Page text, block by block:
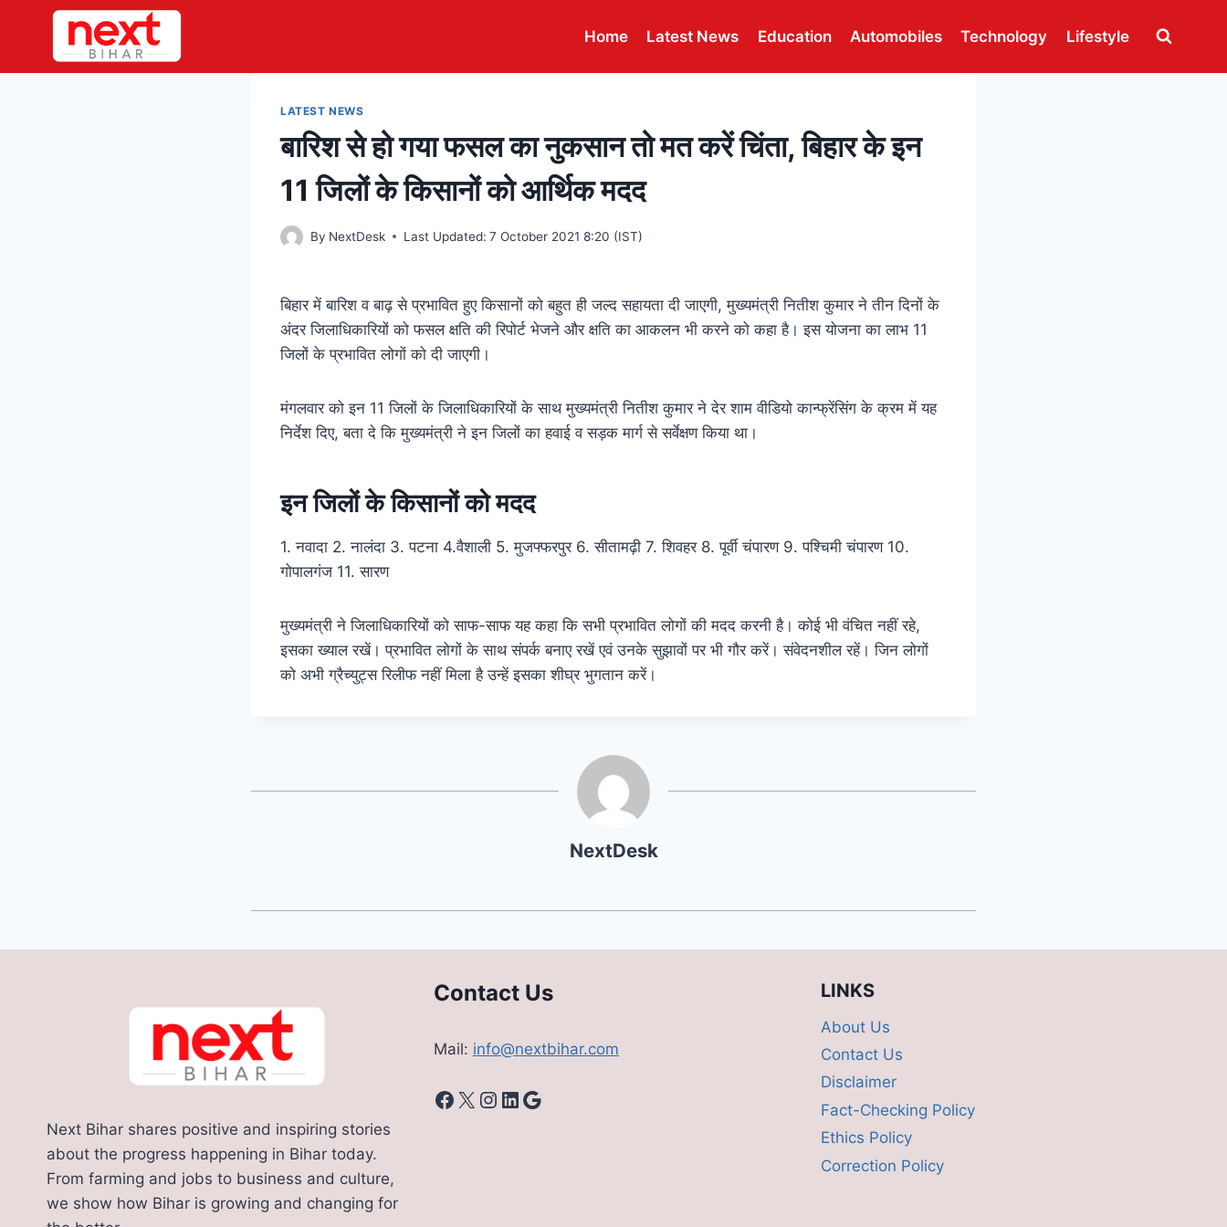
content
Home Latest News Education Automobiles Technology Lifestyle
LATEST NEWS
बारिश से हो गया फसल का नुकसान तो मत करें चिंता, बिहार के इन
11 जिलों के किसानों को आर्थिक मदद
By NextDesk Last Updated: 7 October 2021 8:20 (IST)
बिहार में बारिश व बाढ़ से प्रभावित हुए किसानों को बहुत ही जल्द सहायता दी जाएगी, मुख्यमंत्री नितीश कुमार ने तीन दिनों के
अंदर जिलाधिकारियों को फसल क्षति की रिपोर्ट भेजने और क्षति का आकलन भी करने को कहा है। इस योजना का लाभ 11
जिलों के प्रभावित लोगों को दीजाएगी ।
मंगलवार को इन 11 जिलों के जिलाधिकारियों के साथ मुख्यमंत्री नितीश कुमार ने देर शाम वीडियो कान्फ्रेंसिंग के क्रम में यह
निर्देश दिए, बता दे कि मुख्यमंत्री ने इन जिलों का हवाई व सड़क मार्ग से सर्वेक्षण किया था।
इन जिलों के किसानों को मदद
1. नवादा 2. नालंदा 3. पटना 4.वैशाली 5. मुजफ्फरपुर 6. सीतामढ़ी 7. शिवहर 8. पूर्वी चंपारण 9. पश्चिमी चंपारण 10.
गोपालगंज 11. सारण
मुख्यमंत्री ने जिलाधिकारियों को साफ-साफ यह कहा कि सभी प्रभावित लोगों की मदद करनी है। कोई भी वंचित नहीं रहे,
इसका ख्याल रखें। प्रभावित लोगों के साथ संपर्क बनाए रखें एवं उनके सुझावों पर भी गौर करें। संवेदनशील रहें। जिन लोगों
को अभी ग्रैच्युट्स रिलीफ नहीं मिला है उन्हें इसका शीघ्र भुगतान करें।
NextDesk
Next Bihar shares positive and inspiring stories
about the progress happening in Bihar today.
From farming and jobs to business and culture,
we show how Bihar is growing and changing for
Contact Us
Mail: info@nextbihar.com
Facebook
X Instagram
LinkedIn
Google
LINKS
About Us
Contact Us
Disclaimer
Fact-Checking Policy
Ethics Policy
Correction Policy